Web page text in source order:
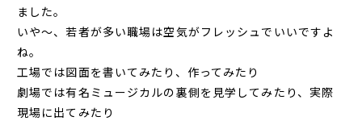
ました。
いや～、若者が多い職場は空気がフレッシュでいいですよ
ね。
工場では図面を書いてみたり、作ってみたり
劇場では有名ミュージカルの裏側を見学してみたり、実際
現場に出てみたり